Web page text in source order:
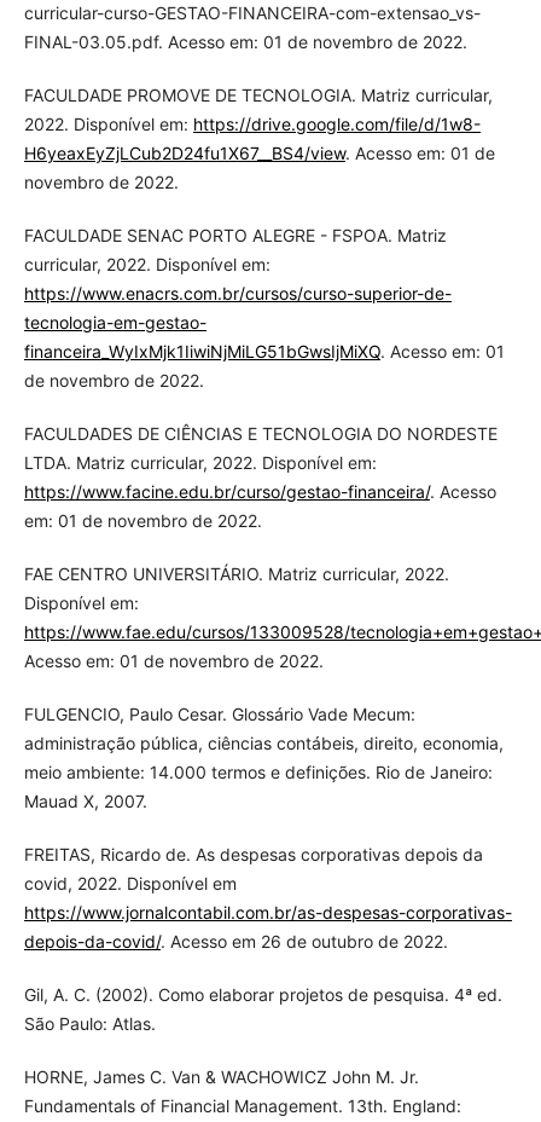
curricular-curso-GESTAO-FINANCEIRA-com-extensao_vs-
FINAL-03.05.pdf. Acesso em: 01 de novembro de 2022.
FACULDADE PROMOVE DE TECNOLOGIA. Matriz curricular,
2022. Disponível em: https://drive.google.com/file/d/1w8-
H6yeaxEyZjLCub2D24fu1X67__BS4/view. Acesso em: 01 de
novembro de 2022.
FACULDADE SENAC PORTO ALEGRE - FSPOA. Matriz
curricular, 2022. Disponível em:
https://www.enacrs.com.br/cursos/curso-superior-de-
tecnologia-em-gestao-
financeira_WyIxMjk1IiwiNjMiLG51bGwsIjMiXQ. Acesso em: 01
de novembro de 2022.
FACULDADES DE CIÊNCIAS E TECNOLOGIA DO NORDESTE
LTDA. Matriz curricular, 2022. Disponível em:
https://www.facine.edu.br/curso/gestao-financeira/. Acesso
em: 01 de novembro de 2022.
FAE CENTRO UNIVERSITÁRIO. Matriz curricular, 2022.
Disponível em:
https://www.fae.edu/cursos/133009528/
Acesso em: 01 de novembro de 2022.
FULGENCIO, Paulo Cesar. Glossário Vade Mecum:
administração pública, ciências contábeis, direito, economia,
meio ambiente: 14.000 termos e definições. Rio de Janeiro:
Mauad X, 2007.
FREITAS, Ricardo de. As despesas corporativas depois da
covid, 2022. Disponível em
https://www.jornalcontabil.com.br/as-despesas-corporativas-
depois-da-covid/. Acesso em 26 de outubro de 2022.
Gil, A. C. (2002). Como elaborar projetos de pesquisa. 4ª ed.
São Paulo: Atlas.
HORNE, James C. Van & WACHOWICZ John M. Jr.
Fundamentals of Financial Management. 13th. England: